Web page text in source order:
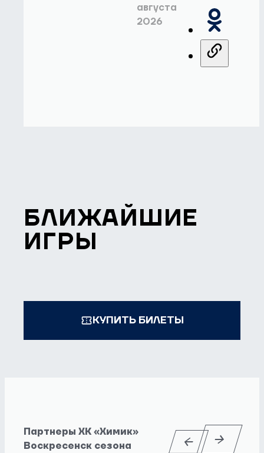
августа
2026
БЛИЖАЙШИЕ
ИГРЫ
КУПИТЬ БИЛЕТЫ
Партнеры ХК «Химик»
Воскресенск сезона